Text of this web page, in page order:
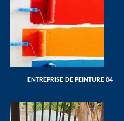
ENTREPRISE DE PEINTURE 04